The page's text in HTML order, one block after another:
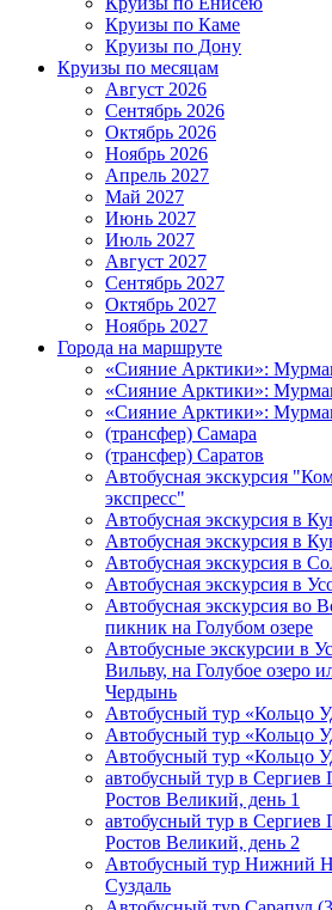
Круизы по Каме
Круизы по Дону
Круизы по месяцам
Август 2026
Сентябрь 2026
Октябрь 2026
Ноябрь 2026
Апрель 2027
Май 2027
Июнь 2027
Июль 2027
Август 2027
Сентябрь 2027
Октябрь 2027
Ноябрь 2027
Города на маршруте
«Сияние Арктики»:
«Сияние Арктики»:
«Сияние Арктики»:
(трансфер) Самара
(трансфер) Саратов
Автобусная экскурсия
экспресс"
Автобусная экскурсия в
Автобусная экскурсия в
Автобусная экскурсия в
Автобусная экскурсия в
Автобусная экскурсия во
пикник на Голубом озере
Автобусные экскурсии в
Вильву, на Голубое озеро
Чердынь
Автобусный тур «Кольцо
Автобусный тур «Кольцо
Автобусный тур «Кольцо
автобусный тур в Сергиев
Ростов Великий, день 1
автобусный тур в Сергиев
Ростов Великий, день 2
Автобусный тур Нижний
Суздаль